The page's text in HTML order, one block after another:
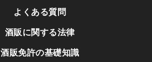
よくある質問
酒販に関する法律
酒販免許の基礎知識